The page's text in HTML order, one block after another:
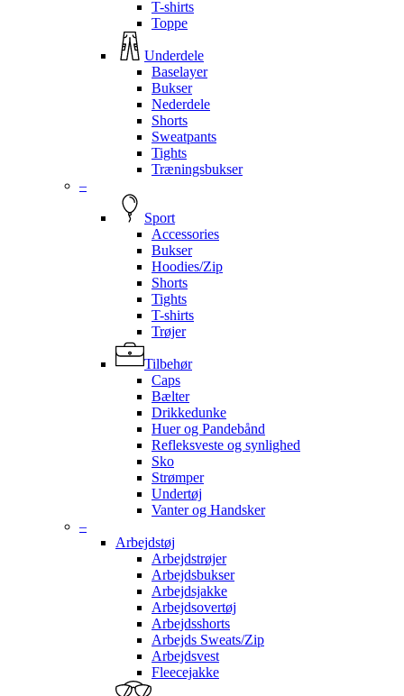
T-shirts
Toppe
Underdele
Baselayer
Bukser
Nederdele
Shorts
Sweatpants
Tights
Træningsbukser
–
Sport
Accessories
Bukser
Hoodies/Zip
Shorts
Tights
T-shirts
Trøjer
Tilbehør
Caps
Bælter
Drikkedunke
Huer og Pandebånd
Refleksveste og synlighed
Sko
Strømper
Undertøj
Vanter og Handsker
–
Arbejdstøj
Arbejdstrøjer
Arbejdsbukser
Arbejdsjakke
Arbejdsovertøj
Arbejdsshorts
Arbejds Sweats/Zip
Arbejdsvest
Fleecejakke